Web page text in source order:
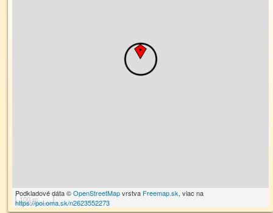
100 m
Podkladové dáta ©OpenStreetMapvrstva Freemap.sk, viac na
https://poi.oma.sk/n2623552273